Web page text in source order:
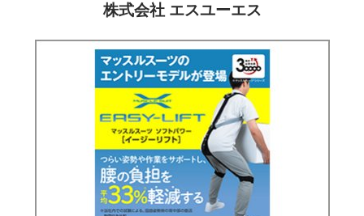
株式会社 エスユーエス